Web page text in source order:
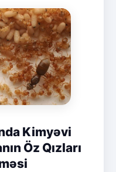
Kimyəvi
Öz Qızları